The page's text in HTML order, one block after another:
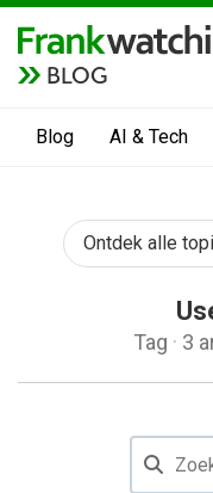
BLOG
Blog AI & Tech
Ontdek alle
Tag · 3